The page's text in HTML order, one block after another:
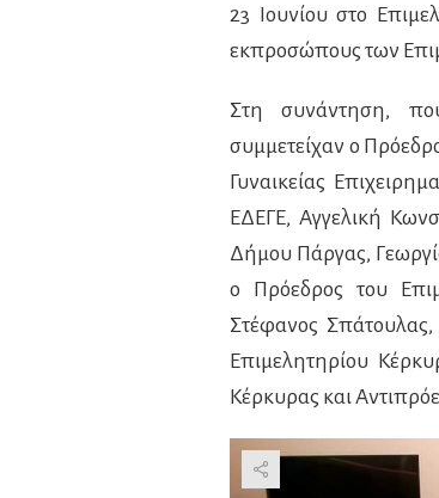
23 Ιουνίου στο
εκπροσώπους των
Στη συνάντηση,
συμμετείχαν ο
Γυναικείας
ΕΔΕΓΕ, Αγγελική
Δήμου Πάργας,
ο Πρόεδρος του
Στέφανος
Επιμελητηρίου
Κέρκυρας και